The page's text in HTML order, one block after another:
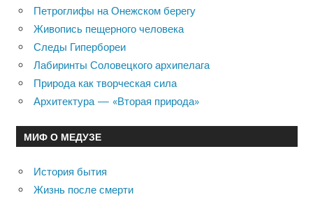
Петроглифы на Онежском берегу
Живопись пещерного человека
Следы Гипербореи
Лабиринты Соловецкого архипелага
Природа как творческая сила
Архитектура — «Вторая природа»
МИФ О МЕДУЗЕ
История бытия
Жизнь после смерти